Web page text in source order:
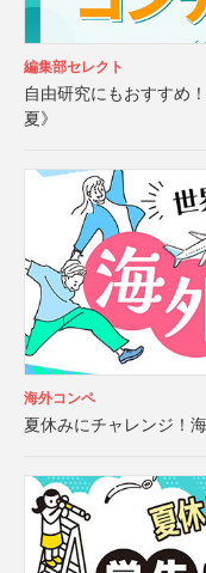
編集部セレクト
自由研究にもおすすめ
夏》
海外コンペ
夏休みにチャレンジ！